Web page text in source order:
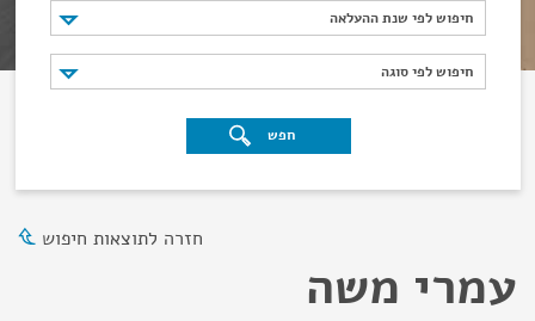
חיפוש לפי שנת ההעלאה
חיפוש לפי שנת ההעלאה
חיפוש לפי סוגה
חיפוש לפי סוגה
חפש
חזרה לתוצאות חיפוש
עמרי משה